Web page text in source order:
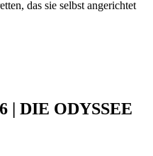
das sie selbst angerichtet
| DIE ODYSSEE